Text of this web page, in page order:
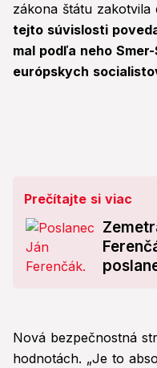
zákona štátu zakotvila
tejto súvislosti
mal podľa neho
európskych
Prečítajte si viac
Nová bezpečnostná
hodnotách. „Je to